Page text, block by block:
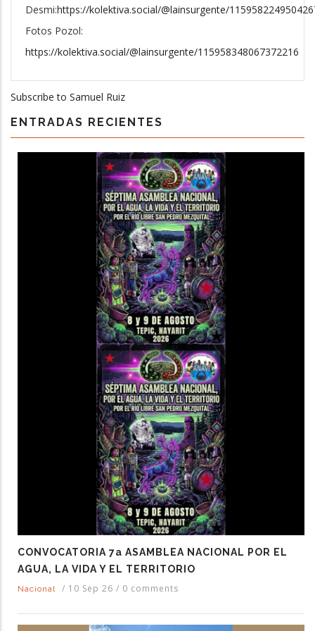
Desmi:https://kolektiva.social/@lainsurgente/
Fotos Pozol:
https://kolektiva.social/@lainsurgente/115958348067372216
Subscribe to Samuel Ruiz
ENTRADAS RECIENTES
CONVOCATORIA 7a ASAMBLEA NACIONAL POR EL
AGUA, LA VIDA Y EL TERRITORIO
Nacional / 10 Sep 26 / 0 comments